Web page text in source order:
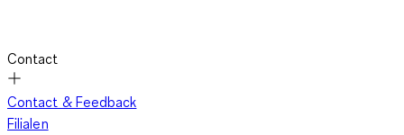
Contact
Contact & Feedback
Filialen